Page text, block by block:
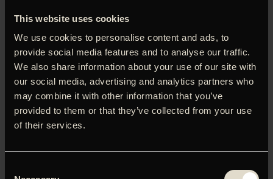
This website uses cookies
We use cookies to personalise content and ads, to
provide social media features and to analyse our traffic.
We also share information about your use of our site with
our social media, advertising and analytics partners who
may combine it with other information that you’ve
provided to them or that they’ve collected from your use
of their services.
‘Has it all: comedy, romance, fantasy,